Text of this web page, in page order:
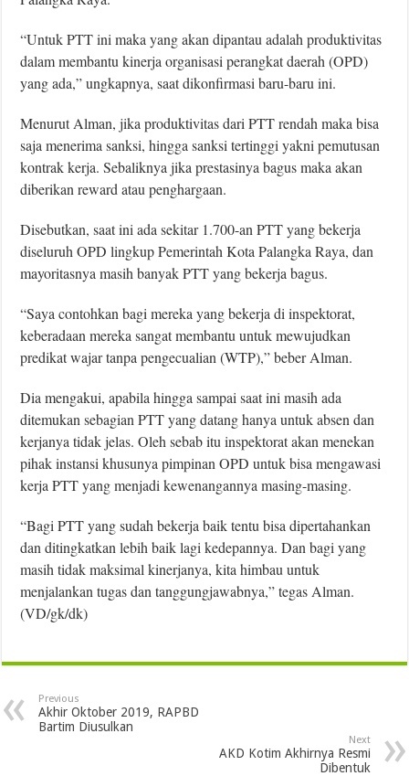
“Untuk PTT ini maka yang akan dipantau adalah produktivitas
dalam membantu kinerja organisasi perangkat daerah (OPD)
yang ada,” ungkapnya, saat dikonfirmasi baru-baru ini.
Menurut Alman, jika produktivitas dari PTT rendah maka bisa
saja menerima sanksi, hingga sanksi tertinggi yakni pemutusan
kontrak kerja. Sebaliknya jika prestasinya bagus maka akan
diberikan reward atau penghargaan.
Disebutkan, saat ini ada sekitar 1.700-an PTT yang bekerja
diseluruh OPD lingkup Pemerintah Kota Palangka Raya, dan
mayoritasnya masih banyak PTT yang bekerja bagus.
“Saya contohkan bagi mereka yang bekerja di inspektorat,
keberadaan mereka sangat membantu untuk mewujudkan
predikat wajar tanpa pengecualian (WTP),” beber Alman.
Dia mengakui, apabila hingga sampai saat ini masih ada
ditemukan sebagian PTT yang datang hanya untuk absen dan
kerjanya tidak jelas. Oleh sebab itu inspektorat akan menekan
pihak instansi khusunya pimpinan OPD untuk bisa mengawasi
kerja PTT yang menjadi kewenangannya masing-masing.
“Bagi PTT yang sudah bekerja baik tentu bisa dipertahankan
dan ditingkatkan lebih baik lagi kedepannya. Dan bagi yang
masih tidak maksimal kinerjanya, kita himbau untuk
menjalankan tugas dan tanggungjawabnya,” tegas Alman.
(VD/gk/dk)
Previous
Akhir Oktober 2019, RAPBD
Bartim Diusulkan
Next
AKD Kotim Akhirnya Resmi
Dibentuk